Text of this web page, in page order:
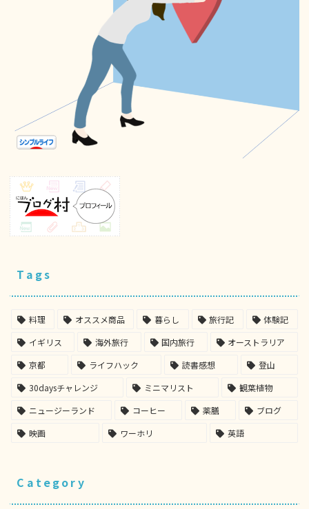
Tags
料理 オススメ商品 暮らし 旅行記
体験記
イギリス
海外旅行 国内旅行
オーストラリア
京都
ライフハック 読書感想
登山
30daysチャレンジ
ミニマリスト
観葉植物
ニュージーランド
コーヒー 薬膳
ブログ
映画
ワーホリ 英語
Category